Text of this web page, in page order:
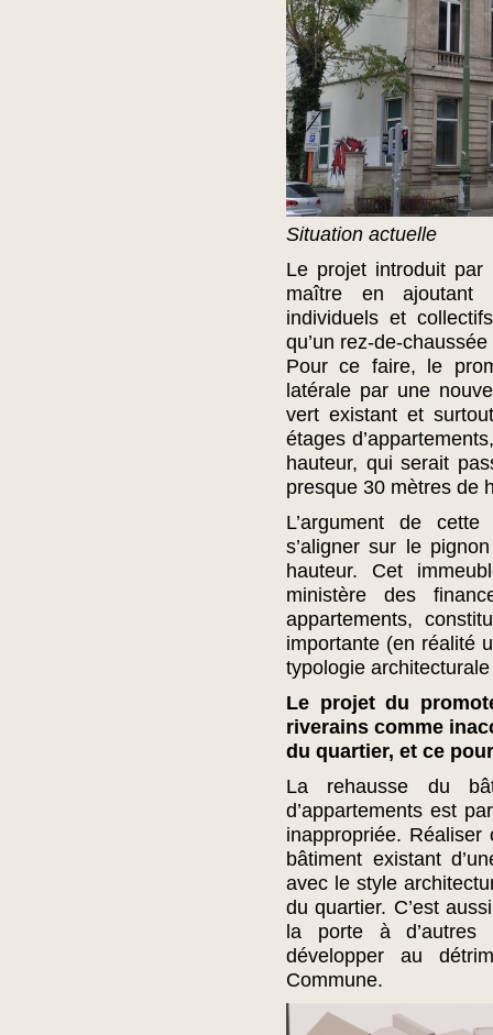
Situation actuelle
Le projet introduit par
maître en ajoutant
individuels et
qu’un rez-de-
Pour ce faire, le
latérale par une
vert existant et
étages
hauteur, qui serait
presque 30 mètres de
L’argument de
s’aligner sur le
hauteur. Cet
ministère des
appartements,
importante (en réalité
typologie
Le projet du
riverains comme
du quartier, et ce
La rehausse du
d’appartements est
inappropriée.
bâtiment existant
avec le style
du quartier. C’est
la porte à d’autres
développer au
Commune.